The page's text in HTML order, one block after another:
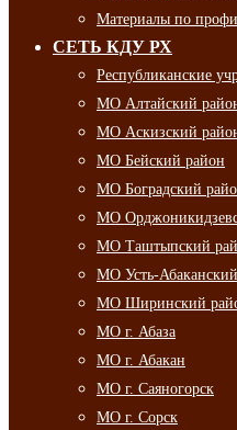
Материалы по
СЕТЬ КДУ РХ
Республиканские
МО Алтайский
МО Аскизский
МО Бейский район
МО Боградский
МО
МО Таштыпский
МО Усть-
МО Ширинский
МО г. Абаза
МО г. Абакан
МО г. Саяногорск
МО г. Сорск